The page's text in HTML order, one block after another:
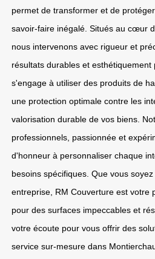
permet de transformer et de
savoir-faire inégalé. Situés au cœur
nous intervenons avec rigueur et
résultats durables et
s'engage à utiliser des produits de
une protection optimale contre les
valorisation durable de vos biens.
professionnels, passionnée et
d'honneur à personnaliser chaque
besoins spécifiques. Que vous
entreprise, RM Couverture est votre
pour des surfaces impeccables et
votre écoute pour vous offrir des
service sur-mesure dans